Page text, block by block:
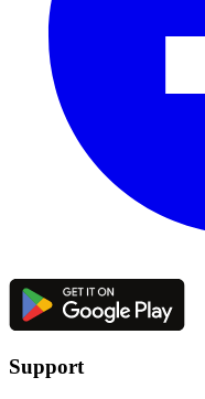
Support